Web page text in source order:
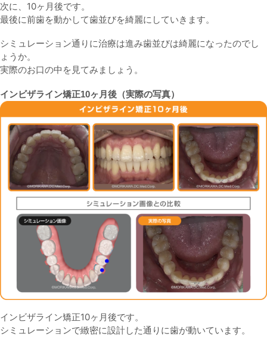
次に、10ヶ月後です。
最後に前歯を動かして歯並びを綺麗にしていきます。
シミュレーション通りに治療は進み歯並びは綺麗になったのでし
ょうか。
実際のお口の中を見てみましょう。
インビザライン矯正10ヶ月後（実際の写真）
インビザライン矯正10ヶ月後です。
シミュレーションで緻密に設計した通りに歯が動いています。